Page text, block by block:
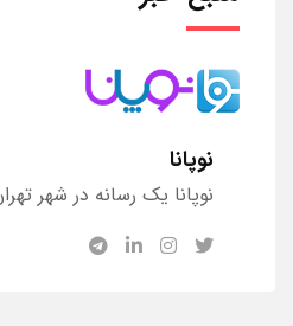
نوپانا
نوپانا یک رسانه در شهر